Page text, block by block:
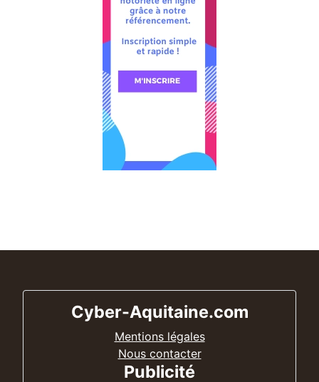
Cyber-Aquitaine.com
Mentions légales
Nous contacter
Publicité